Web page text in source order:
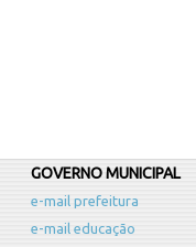
GOVERNO MUNICIPAL
e-mail prefeitura
e-mail educação